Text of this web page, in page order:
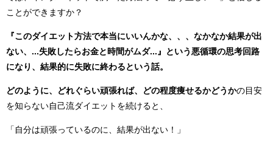
ことができますか？
『このダイエット方法で本当にいいんかな、、、なかなか結果が出
ない、...失敗したらお金と時間がムダ...』という悪循環の思考回路
になり、結果的に失敗に終わるという話。
どのように、どれぐらい頑張れば、どの程度痩せるかどうかの目安
を知らない自己流ダイエットを続けると、
「自分は頑張っているのに、結果が出ない！」